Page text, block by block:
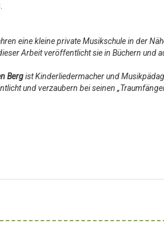
eine kleine private Musikschule in der
Arbeit veröffentlicht sie in Büchern und
Bergist Kinderliedermacher und
und verzaubern bei seinen